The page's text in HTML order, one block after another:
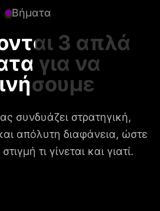
Βήματα
3 απλά
για να
συνδυάζει στρατηγική,
απόλυτη διαφάνεια, ώστε
τι γίνεται και γιατί.